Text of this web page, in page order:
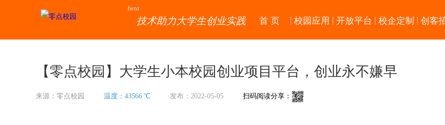
beta
技术助力大学生创业实践 首 页 校园应用 开放平台 校企定制 创客
【零点校园】大学生小本校园创业项目平台，创业永不嫌早
来源：零点校园 温度：43566 ℃ 发布：2022-05-05 扫码阅读分享：